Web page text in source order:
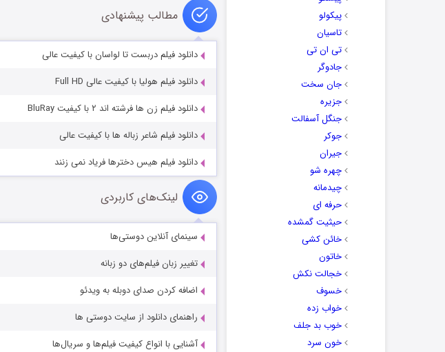
پیکولو
تاسیان
تی ان تی
جادوگر
جان سخت
جزیره
جنگل آسفالت
جوکر
جیران
چهره شو
چیدمانه
حرفه ای
حیثیت گمشده
خائن کشی
خاتون
خجالت نکش
خسوف
خواب زده
خوب بد جلف
خون سرد
مطالب پیشنهادی
دانلود فیلم دربست تا لواسان با کیفیت عالی
دانلود فیلم هولیا با کیفیت عالی Full HD
دانلود فیلم زن ها فرشته اند ۲ با کیفیت BluRay
دانلود فیلم شاعر زباله ها با کیفیت عالی
دانلود فیلم هیس دخترها فریاد نمی زنند
لینک‌های کاربردی
سینمای آنلاین دوستی‌ها
تغییر زبان فیلم‌های دو زبانه
اضافه کردن صدای دوبله به ویدئو
راهنمای دانلود از سایت دوستی ها
آشنایی با انواع کیفیت فیلم‌ها و سریال‌ها